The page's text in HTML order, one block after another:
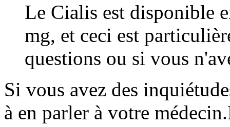
Le Cialis est disponible
mg, et ceci est
questions ou si vous
Si vous avez des
à en parler à votre